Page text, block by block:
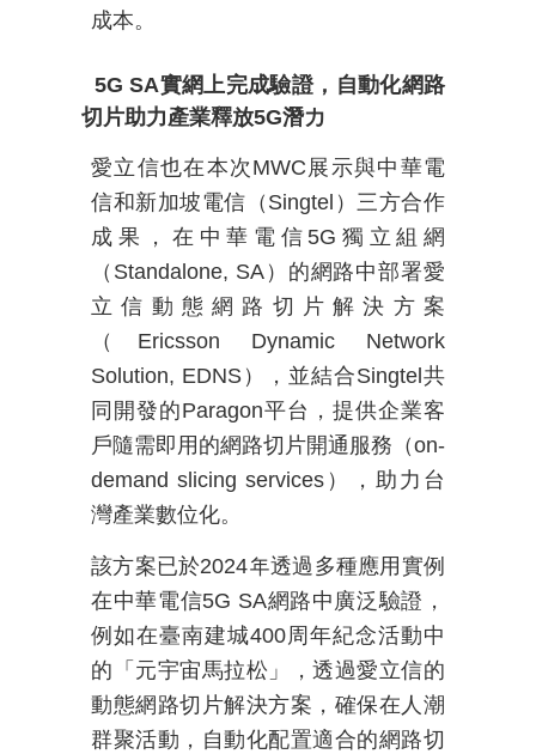
成本。
5G SA實網上完成驗證，自動化網路
切片助力產業釋放5G潛力
愛立信也在本次 MWC 展示與中華電
信和新加坡電信（ Singtel ）三方合作
成果，在中華電信 5G 獨立組網
（ Standalone, SA）的網路中部署愛
立信動態網路切片解決方案
（ Ericsson Dynamic Network
Solution, EDNS ），並結合Singtel 共
同開發的Paragon平台，提供企業客
戶隨需即用的網路切片開通服務（on-
demand slicing services ），助力台
灣產業數位化。
該方案已於2024年透過多種應用 實例
在中華電信5G SA網路中廣泛驗證，
例如在臺南建城400周年紀念活動中
的「元宇宙馬拉松」，透過愛立信的
動態網路切片解決方案，確保在人潮
群聚活動，自動化配置適合的網路切